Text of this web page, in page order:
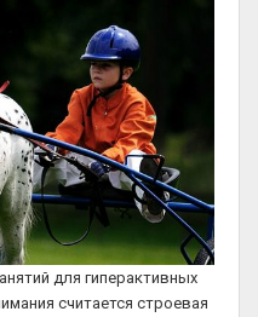
для гиперактивных
считается строевая